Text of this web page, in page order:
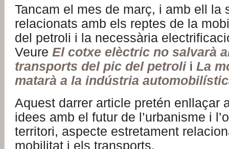
Tancam el mes de març, i amb ell la
relacionats amb els reptes de la
del petroli i la necessària
Veure El cotxe elèctric no salvarà
transports del pic del petrolii La
matarà a la indústria
Aquest darrer article pretén enllaçar
idees amb el futur de l’urbanisme i
territori, aspecte estretament
mobilitat i els transports.